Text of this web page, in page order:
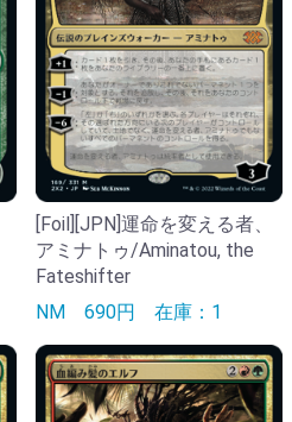
[Foil][JPN]運命を変える者、
アミナトゥ/Aminatou, the
Fateshifter
NM 690円 在庫：1